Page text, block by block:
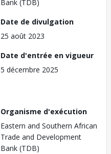
Bank (TDB)
Date de divulgation
25 août 2023
Date d'entrée en vigueur
5 décembre 2025
Organisme d'exécution
Eastern and Southern African
Trade and Development
Bank (TDB)